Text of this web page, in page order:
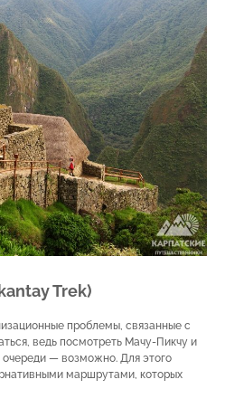
Trek)
проблемы, связанные с
ведь посмотреть Мачу-Пикчу и
очереди — возможно. Для этого
маршрутами, которых